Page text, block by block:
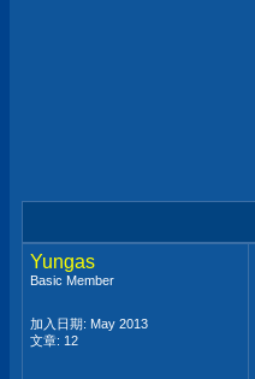
Yungas
Basic Member
加入日期: May 2013
文章: 12